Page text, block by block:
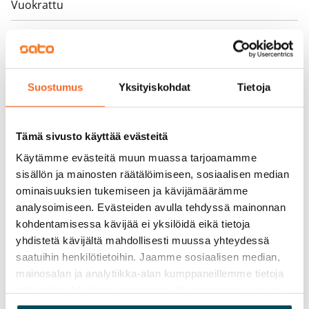
Suostumus Yksityiskohdat Tietoja
Tämä sivusto käyttää evästeitä
Käytämme evästeitä muun muassa tarjoamamme
sisällön ja mainosten räätälöimiseen, sosiaalisen median
ominaisuuksien tukemiseen ja kävijämäärämme
analysoimiseen. Evästeiden avulla tehdyssä mainonnan
kohdentamisessa kävijää ei yksilöidä eikä tietoja
yhdistetä kävijältä mahdollisesti muussa yhteydessä
saatuihin henkilötietoihin. Jaamme sosiaalisen median,
mainosalan ja analytiikka-alan kumppaneillemme tietoja
yhdistää näitä tietoja muihin tietoihin, joita olet antanut
Vuokrattu
Ei
Vuokra
Vuokravakuus
Kotivakuutus
Pakollinen, ei sisälly vuokraan
Vesimaksu
Kulutuksen mukaan
Sähkömaksu
Vuokralainen solmii itse sähkösopimuksen.
Laajakaista